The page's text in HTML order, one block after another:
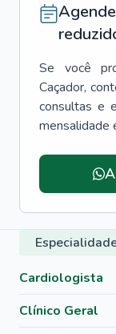
Se você
Caçador,
consultas e
mensalidade
Cardiologista
Clínico Geral